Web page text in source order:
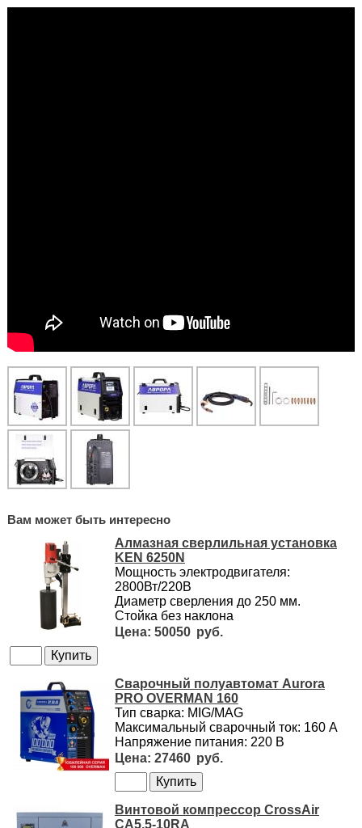
Вам может быть интересно
Алмазная сверлильная установка
KEN 6250N
Мощность электродвигателя:
2800Вт/220В
Диаметр сверления до 250 мм.
Стойка без наклона
50050
Сварочный полуавтомат Aurora
PRO OVERMAN 160
Тип сварка: MIG/MAG
Максимальный сварочный ток: 160 А
Напряжение питания: 220 В
27460
Винтовой компрессор CrossAir
CA5.5-10RA